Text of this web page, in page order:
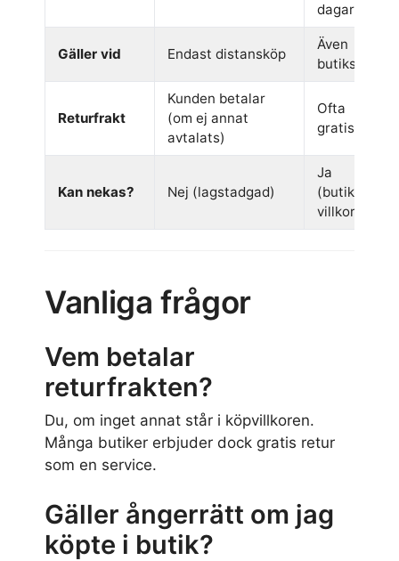
dagar
Gäller vid Endast distansköp
Även
butiksköp
Returfrakt
Kunden betalar
(om ej annat
avtalats)
Ofta
gratis
Kan nekas? Nej (lagstadgad)
Ja
(butikens
villkor)
Vanliga frågor
Vem betalar
returfrakten?
Du, om inget annat står i köpvillkoren.
Många butiker erbjuder dock gratis retur
som en service.
Gäller ångerrätt om jag
köpte i butik?